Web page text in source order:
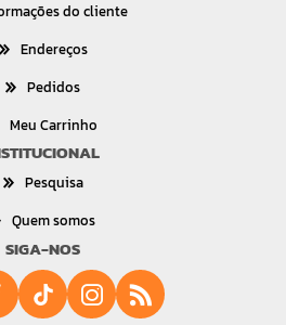
do cliente
Endereços
Pedidos
Meu Carrinho
Pesquisa
Quem somos
SIGA-NOS